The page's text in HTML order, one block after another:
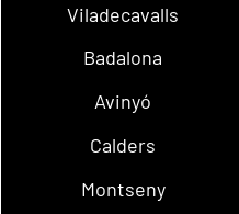
Viladecavalls
Badalona
Avinyó
Calders
Montseny